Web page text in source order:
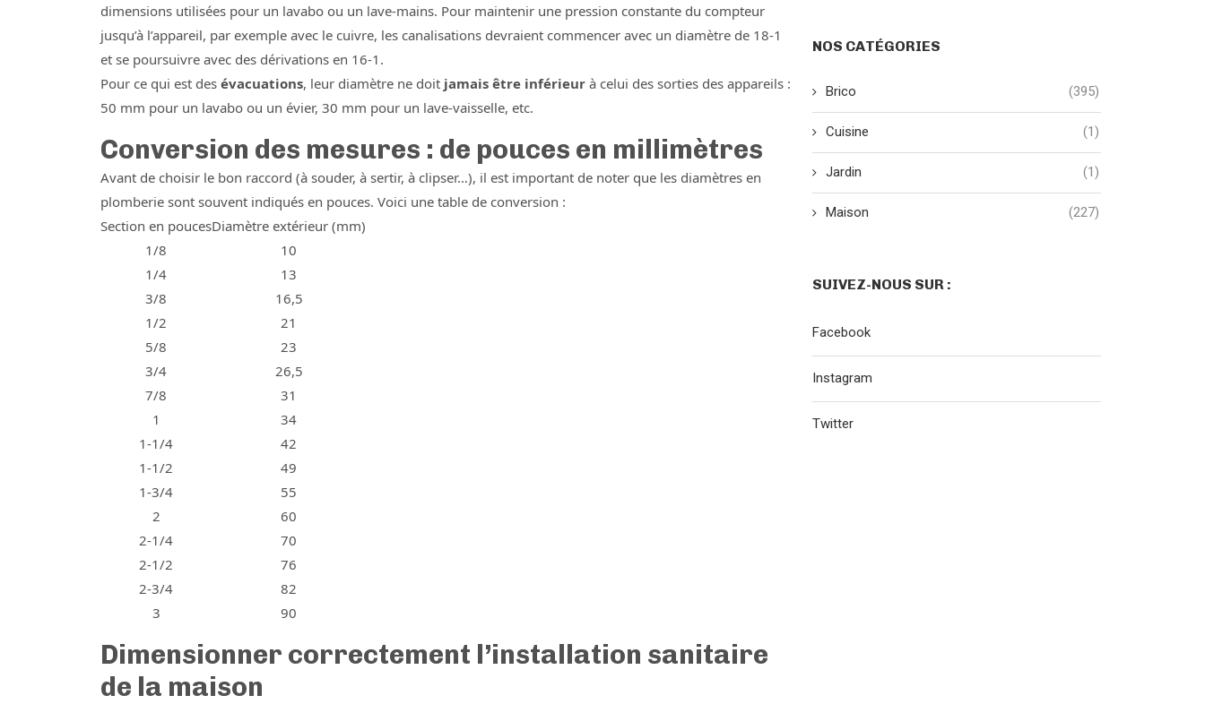
dimensions utilisées pour un lavabo ou un lave-mains. Pour maintenir une pression constante du compteur
jusqu’à l’appareil, par exemple avec le cuivre, les canalisations devraient commencer avec un diamètre de 18-1
et se poursuivre avec des dérivations en 16-1.
Pour ce qui est des évacuations, leur diamètre ne doit jamais être inférieur à celui des sorties des appareils :
50 mm pour un lavabo ou un évier, 30 mm pour un lave-vaisselle, etc.
Conversion des mesures : de pouces en millimètres
Avant de choisir le bon raccord (à souder, à sertir, à clipser…), il est important de noter que les diamètres en
plomberie sont souvent indiqués en pouces. Voici une table de conversion :
Section en poucesDiamètre extérieur (mm)
1/8
10
1/4
13
3/8
16,5
1/2
21
5/8
23
3/4
26,5
7/8
31
1
34
1-1/4
42
1-1/2
49
1-3/4
55
2
60
2-1/4
70
2-1/2
76
2-3/4
82
3
90
Dimensionner correctement l’installation sanitaire
de la maison
NOS CATÉGORIES
Brico (395)
Cuisine (1)
Jardin (1)
Maison (227)
SUIVEZ-NOUS SUR :
Facebook
Instagram
Twitter